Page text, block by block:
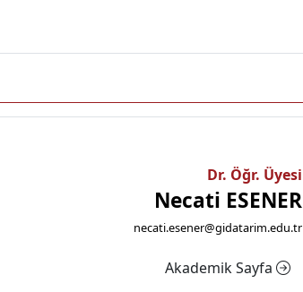
Dr. Öğr. Üyesi
Necati ESENER
necati.esener@gidatarim.edu.tr
Akademik Sayfa